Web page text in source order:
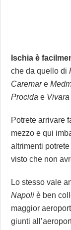
Ischia è
che da quello di
Caremare
Procida e Vivara
Potrete arrivare
mezzo e qui
altrimenti
visto che non
Lo stesso vale
Napoli è ben
maggior
giunti